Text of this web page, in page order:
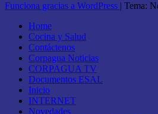
Funciona gracias a WordPress | Tema:
Home
Cocina y Salud
Contáctenos
Corpagua Noticias
CORPAGUA TV
Documentos ESAL
Inicio
INTERNET
Novedades